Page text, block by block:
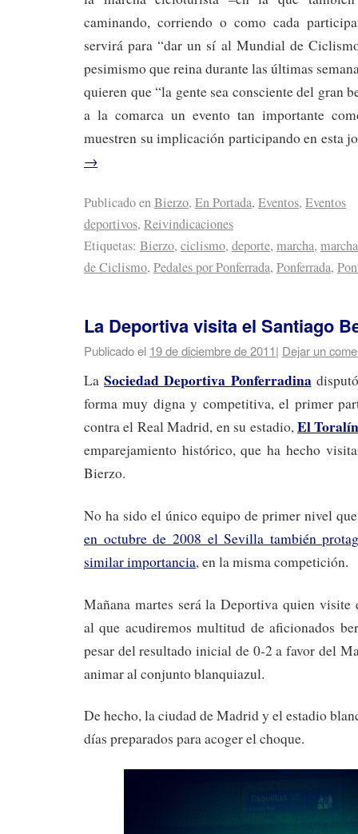
caminando, corriendo o como cada
servirá para “dar un sí al Mundial de
pesimismo que reina durante las últimas
quieren que “la gente sea consciente del gran
a la comarca un evento tan importante
muestren su implicación participando en esta
→
Publicado enBierzo, En Portada, Eventos, Eventos
deportivos, Reivindicaciones
Etiquetas: Bierzo, ciclismo, deporte, marcha,
de Ciclismo, Pedales por Ponferrada, Ponferrada,
La Deportiva visita el Santiago
Publicado el 19 de diciembre de 2011| Dejar un
LaSociedad Deportiva Ponferradina
forma muy digna y competitiva, el primer
contra el Real Madrid, en su estadio,El
emparejamiento histórico, que ha hecho
Bierzo.
No ha sido el único equipo de primer nivel
en octubre de 2008 el Sevilla también
similar importancia, en la misma competición.
Mañana martes será la Deportiva quien visite
al que acudiremos multitud de aficionados
pesar del resultado inicial de 0-2 a favor del
animar al conjunto blanquiazul.
De hecho, la ciudad de Madrid y el estadio
días preparados para acoger el choque.